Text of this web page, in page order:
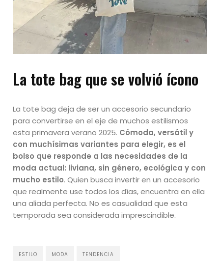
La tote bag que se volvió ícono
La tote bag deja de ser un accesorio secundario
para convertirse en el eje de muchos estilismos
esta primavera verano 2025. Cómoda, versátil y
con muchísimas variantes para elegir, es el
bolso que responde a las necesidades de la
moda actual: liviana, sin género, ecológica y con
mucho estilo. Quien busca invertir en un accesorio
que realmente use todos los días, encuentra en ella
una aliada perfecta. No es casualidad que esta
temporada sea considerada imprescindible.
ESTILO MODA TENDENCIA